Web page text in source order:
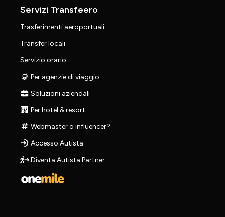
Servizi Transfeero
Trasferimenti aeroportuali
Transfer locali
Servizio orario
Per agenzie di viaggio
Soluzioni aziendali
Per hotel & resort
Webmaster o influencer?
Accesso Autista
Diventa Autista Partner